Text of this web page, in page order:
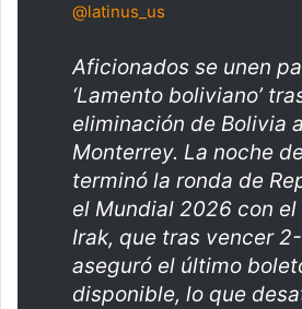
@latinus_us
Aficionados se unen
‘Lamento boliviano’
eliminación de Bolivia
Monterrey. La noche
terminó la ronda de
el Mundial 2026 con
Irak, que tras vencer
aseguró el último
disponible, lo que